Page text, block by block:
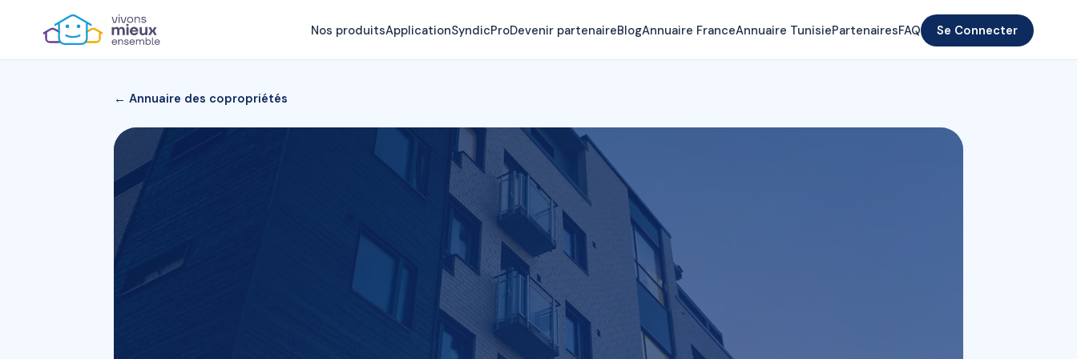
Nos produitsApplicationSyndicProDevenir partenaireBlogAnnuaire FranceAnnuaire TunisiePartenairesFAQ Se Connecter
← Annuaire des copropriétés